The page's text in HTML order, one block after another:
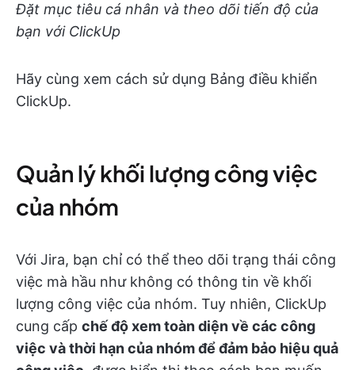
Đặt mục tiêu cá nhân và theo dõi tiến độ của
bạn với ClickUp
Hãy cùng xem cách sử dụng Bảng điều khiển
ClickUp.
Quản lý khối lượng công việc
của nhóm
Với Jira, bạn chỉ có thể theo dõi trạng thái công
việc mà hầu như không có thông tin về khối
lượng công việc của nhóm. Tuy nhiên, ClickUp
cung cấp chế độ xem toàn diện về các công
việc và thời hạn của nhóm để đảm bảo hiệu quả